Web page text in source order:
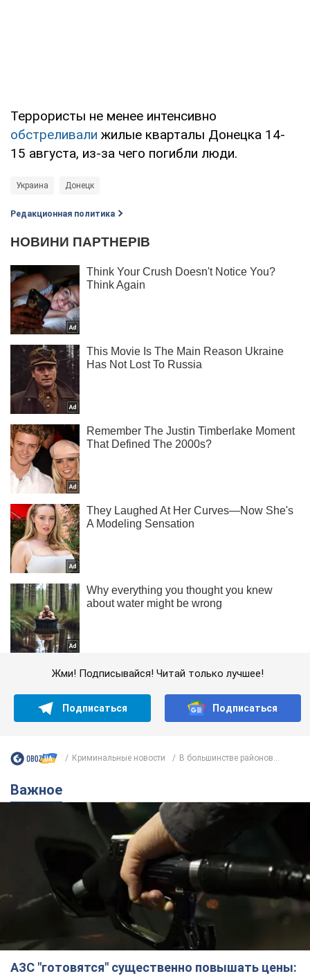
Террористы не менее интенсивно
обстреливали жилые кварталы Донецка 14-
15 августа, из-за чего погибли люди.
Украина Донецк
Редакционная политика
Жми! Подписывайся! Читай только лучшее!
Подписаться Подписаться
Криминальные новости В большинстве районов...
Важное
АЗС "готовятся" существенно повышать цены: